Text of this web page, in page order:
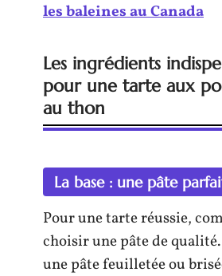
les baleines au Canada
Les ingrédients
pour une tarte aux
au thon
La base : une pâte
Pour une tarte réussie,
choisir une pâte de
une pâte feuilletée ou